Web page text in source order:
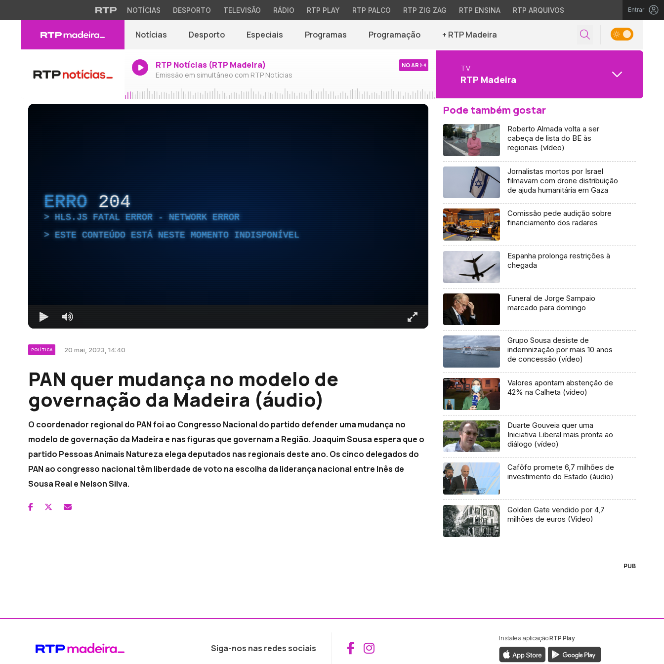
NOTÍCIAS DESPORTO TELEVISÃO RÁDIO RTP PLAY RTP PALCO RTP ZIG ZAG RTP ENSINA RTP ARQUIVOS Entrar
Notícias Desporto Especiais Programas Programação + RTP Madeira
RTP Notícias (RTP Madeira)
Emissão em simultâneo com RTP Notícias
NO AR TV
RTP Madeira
ERRO 204
HLS.JS FATAL ERROR - NETWORK ERROR
ESTE CONTEÚDO ESTÁ NESTE MOMENTO INDISPONÍVEL
POLÍTICA 20 mai, 2023, 14:40
PAN quer mudança no modelo de
governação da Madeira (áudio)
O coordenador regional do PAN foi ao Congresso Nacional do partido defender uma mudança no
modelo de governação da Madeira e nas figuras que governam a Região. Joaquim Sousa espera que o
partido Pessoas Animais Natureza elega deputados nas regionais deste ano. Os cinco delegados do
PAN ao congresso nacional têm liberdade de voto na escolha da liderança nacional entre Inês de
Sousa Real e Nelson Silva.
Pode também gostar
Roberto Almada volta a ser
cabeça de lista do BE às
regionais (vídeo)
Jornalistas mortos por Israel
filmavam com drone distribuição
de ajuda humanitária em Gaza
Comissão pede audição sobre
financiamento dos radares
Espanha prolonga restrições à
chegada
Funeral de Jorge Sampaio
marcado para domingo
Grupo Sousa desiste de
indemnização por mais 10 anos
de concessão (vídeo)
Valores apontam abstenção de
42% na Calheta (vídeo)
Duarte Gouveia quer uma
Iniciativa Liberal mais pronta ao
diálogo (vídeo)
Cafôfo promete 6,7 milhões de
investimento do Estado (áudio)
Golden Gate vendido por 4,7
milhões de euros (Vídeo)
PUB
Siga-nos nas redes sociais Aceder ao Facebook da RTP Madeira
Aceder ao Instagram da RTP Madeira
Instale a aplicaçãoRTP Play